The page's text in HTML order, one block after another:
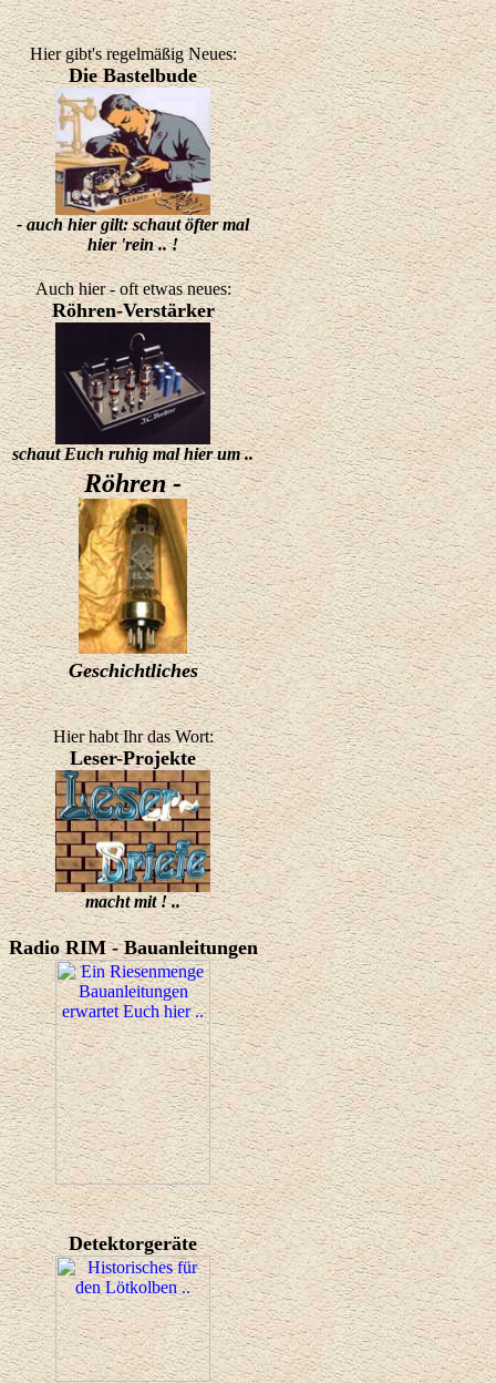
Hier gibt's regelmäßig Neues:
Die Bastelbude
- auch hier gilt: schaut öfter mal
hier 'rein .. !
Auch hier - oft etwas neues:
Röhren-Verstärker
schaut Euch ruhig mal hier um ..
Röhren -
Geschichtliches
Hier habt Ihr das Wort:
Leser-Projekte
macht mit ! ..
Radio RIM - Bauanleitungen
Detektorgeräte